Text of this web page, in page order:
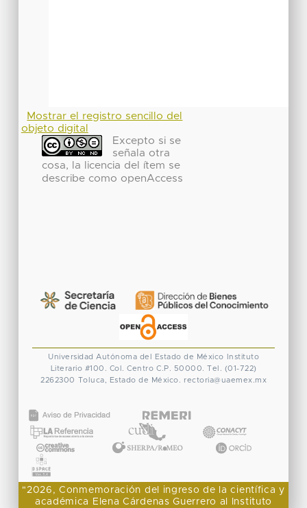
Mostrar el registro sencillo del
objeto digital
Excepto si se
señala otra
cosa, la licencia del ítem se
describe como openAccess
Universidad Autónoma del Estado de México
Instituto
Literario #100. Col. Centro C.P. 50000. Tel. (01-722)
2262300 Toluca, Estado de México. rectoria@uaemex.mx
"2026, Conmemoración del ingreso de la científica y
académica Elena Cárdenas Guerrero al Instituto